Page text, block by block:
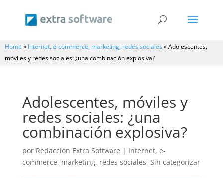
Home » Internet, e-commerce, marketing, redes sociales»Adolescentes,
móviles y redes sociales: ¿una combinación explosiva?
Adolescentes, móviles y
redes sociales: ¿una
combinación explosiva?
por Redacción Extra Software | Internet, e-
commerce, marketing, redes sociales, Sin categorizar